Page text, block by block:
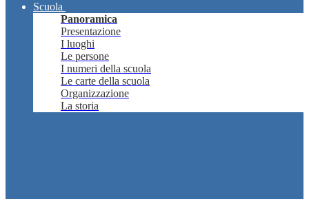
Scuola
Panoramica
Presentazione
I luoghi
Le persone
I numeri della scuola
Le carte della scuola
Organizzazione
La storia